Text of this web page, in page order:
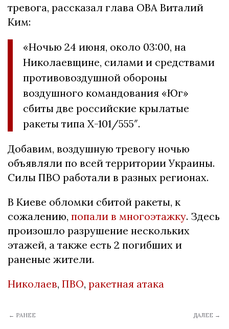
тревога, рассказал глава ОВА Виталий
Ким:
«Ночью 24 июня, около 03:00, на
Николаевщине, силами и средствами
противовоздушной обороны
воздушного командования «Юг»
сбиты две российские крылатые
ракеты типа Х-101/555″.
Добавим, воздушную тревогу ночью
объявляли по всей территории Украины.
Силы ПВО работали в разных регионах.
В Киеве обломки сбитой ракеты, к
сожалению, попали в многоэтажку. Здесь
произошло разрушение нескольких
этажей, а также есть 2 погибших и
раненые жители.
Николаев, ПВО, ракетная атака
← РАНЕЕ ДАЛЕЕ →